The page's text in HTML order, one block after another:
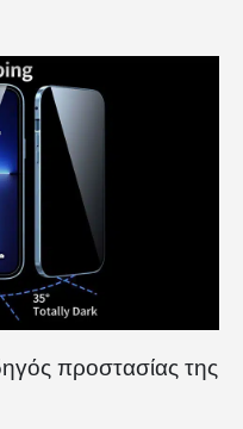
προστασίας της